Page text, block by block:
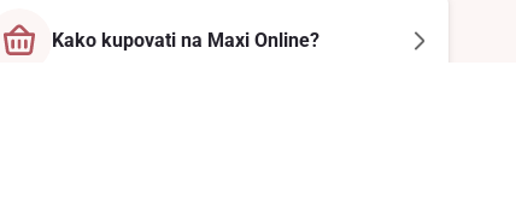
Kako kupovati na Maxi Online?